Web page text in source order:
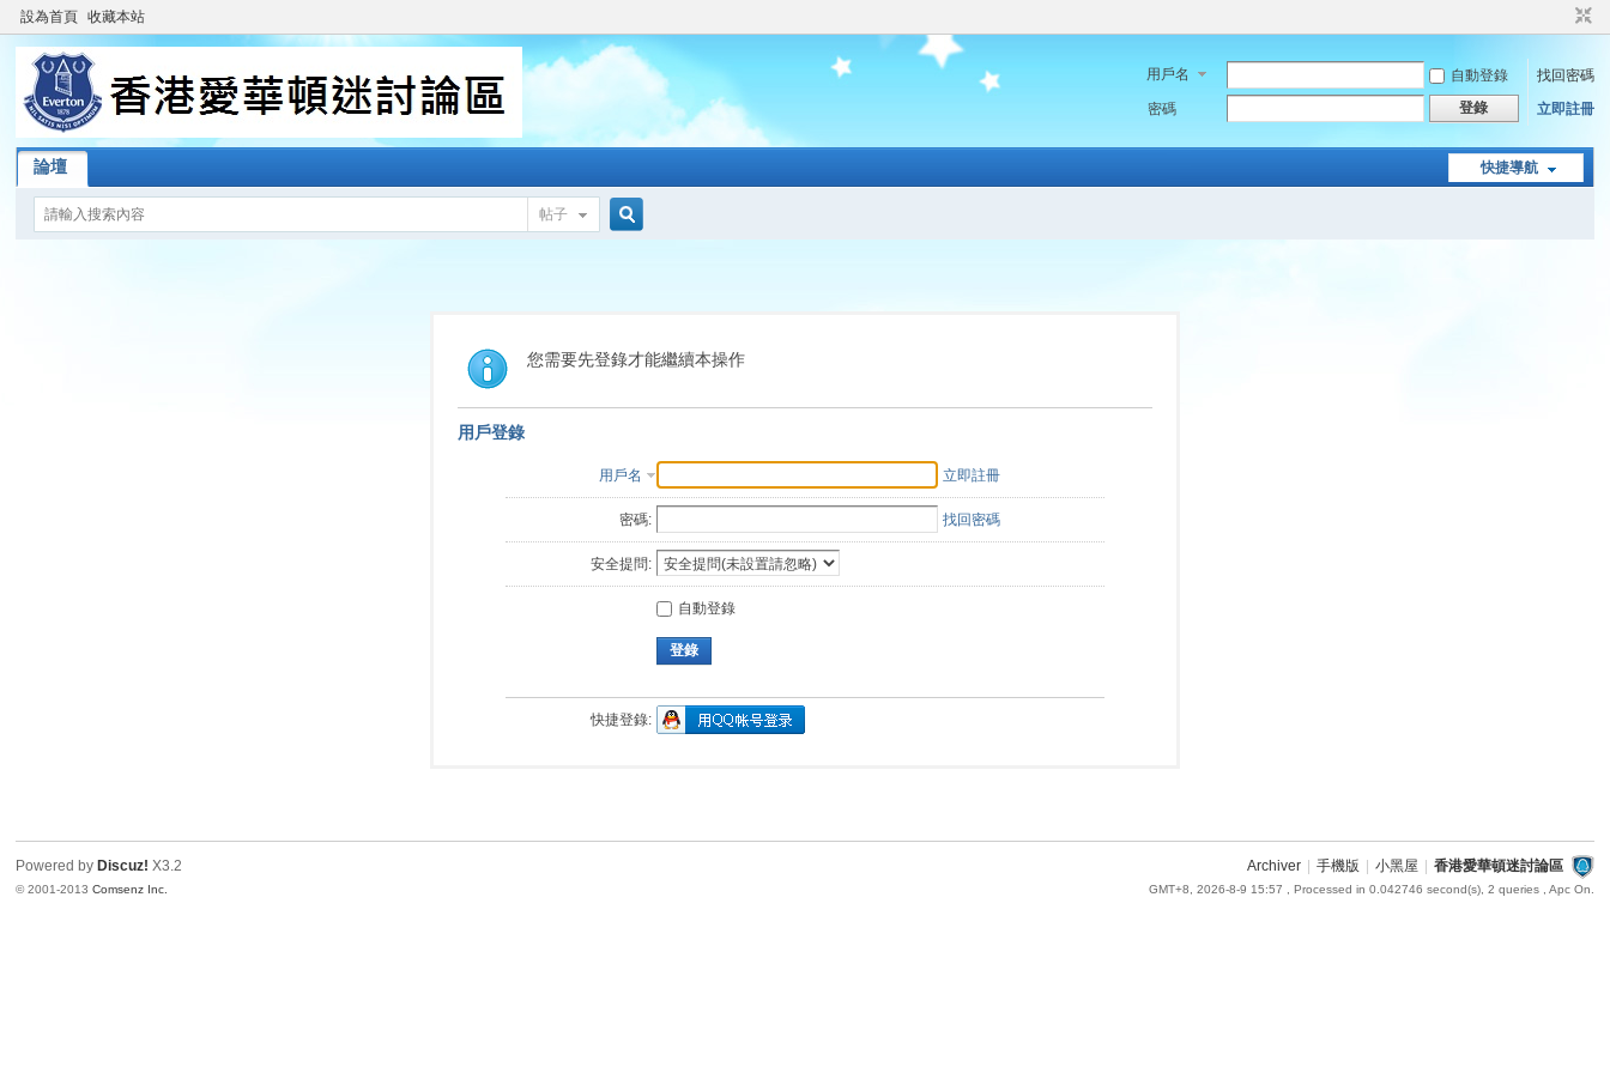
設為首頁 收藏本站
用戶名 自動登錄
找回密碼
密碼
登錄 立即註冊
快捷導航
論壇
帖子
索
您需要先登錄才能繼續本操作
用戶登錄
用戶名 立即註冊
密碼: 找回密碼
安全提問:
自動登錄
登錄
快捷登錄:
Archiver 手機版 小黑屋 香港愛華頓迷討論區
GMT+8, 2026-8-9 15:57 , Processed in 0.042746 second(s), 2 queries , Apc On.
Powered by Discuz! X3.2
© 2001-2013Comsenz Inc.